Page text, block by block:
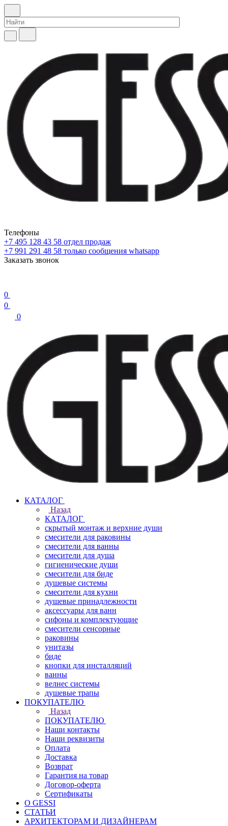
Телефоны
+7 495 128 43 58 отдел продаж
+7 991 291 48 58 только сообщения whatsapp
Заказать звонок
0
0
0
КАТАЛОГ
Назад
КАТАЛОГ
скрытый монтаж и верхние души
смесители для раковины
смесители для ванны
смесители для душа
гигиенические души
смесители для биде
душевые системы
смесители для кухни
душевые принадлежности
аксессуары для ванн
сифоны и комплектующие
смесители сенсорные
раковины
унитазы
биде
кнопки для инсталляций
ванны
велнес системы
душевые трапы
ПОКУПАТЕЛЮ
Назад
ПОКУПАТЕЛЮ
Наши контакты
Наши реквизиты
Оплата
Доставка
Возврат
Гарантия на товар
Договор-оферта
Сертификаты
О GESSI
СТАТЬИ
АРХИТЕКТОРАМ И ДИЗАЙНЕРАМ